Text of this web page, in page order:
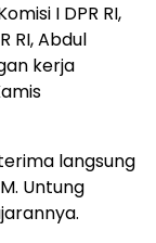
I DPR RI,
RI, Abdul
kerja
langsung
Untung